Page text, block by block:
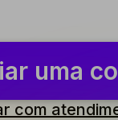
uma
com